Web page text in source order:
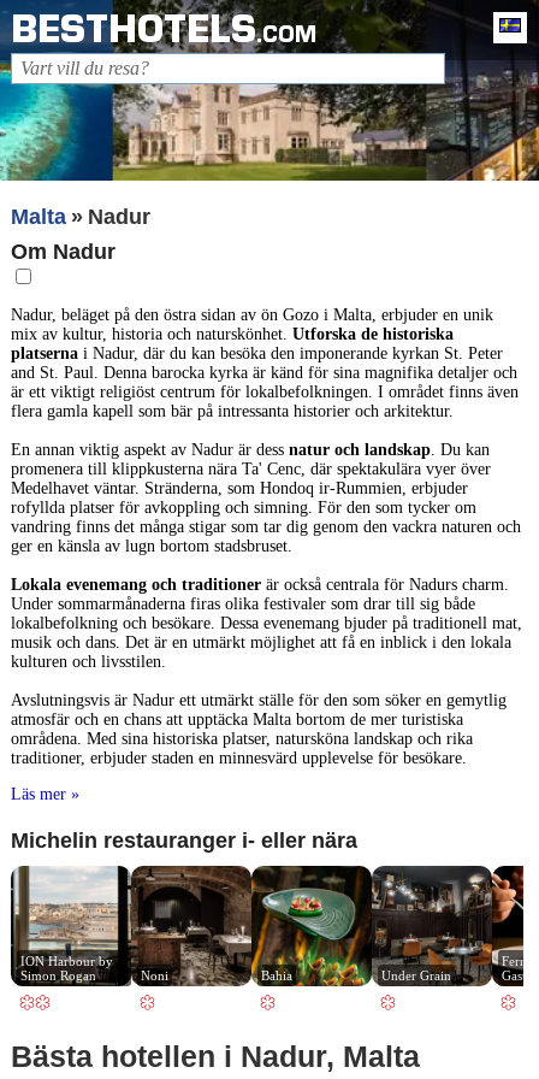
BESTHOTELS.COM
Malta
Nadur
Om Nadur
Nadur, beläget på den östra sidan av ön Gozo i Malta, erbjuder en unik
mix av kultur, historia och naturskönhet. Utforska de historiska
platsernai Nadur, där du kan besöka den imponerande kyrkan St. Peter
and St. Paul. Denna barocka kyrka är känd för sina magnifika detaljer och
är ett viktigt religiöst centrum för lokalbefolkningen. I området finns även
flera gamla kapell som bär på intressanta historier och arkitektur.
En annan viktig aspekt av Nadur är dess natur och landskap. Du kan
promenera till klippkusterna nära Ta' Cenc, där spektakulära vyer över
Medelhavet väntar. Stränderna, som Hondoq ir-Rummien, erbjuder
rofyllda platser för avkoppling och simning. För den som tycker om
vandring finns det många stigar som tar dig genom den vackra naturen och
ger en känsla av lugn bortom stadsbruset.
Lokala evenemang och traditionerär också centrala för Nadurs charm.
Under sommarmånaderna firas olika festivaler som drar till sig både
lokalbefolkning och besökare. Dessa evenemang bjuder på traditionell mat,
musik och dans. Det är en utmärkt möjlighet att få en inblick i den lokala
kulturen och livsstilen.
Avslutningsvis är Nadur ett utmärkt ställe för den som söker en gemytlig
atmosfär och en chans att upptäcka Malta bortom de mer turistiska
områdena. Med sina historiska platser, natursköna landskap och rika
traditioner, erbjuder staden en minnesvärd upplevelse för besökare.
Läs mer »
Michelin restauranger i- eller nära
ION Harbour by
Simon Rogan
Noni Bahia Under Grain
Bästa hotellen i Nadur, Malta